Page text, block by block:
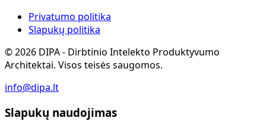
Privatumo politika
Slapukų politika
©2026 DIPA - Dirbtinio Intelekto Produktyvumo
Architektai. Visos teisės saugomos.
info@dipa.lt
Slapukų naudojimas